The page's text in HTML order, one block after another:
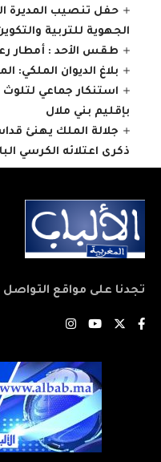
حفل تنصيب المديرة
الجهوية للتربية
طقس الأحد : أمطار
بلاغ الديوان الملكي:
استنكار جماعي
بإقليم بني ملال
جلالة الملك يهنئ
ذكرى اعتلائه الكرسي
تجدنا على مواقع التواصل